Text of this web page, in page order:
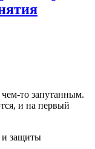
то запутанным.
и на первый